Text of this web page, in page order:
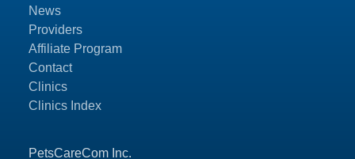
PetsCareCom Inc.
News
Providers
Affiliate Program
Contact
Clinics
Clinics Index